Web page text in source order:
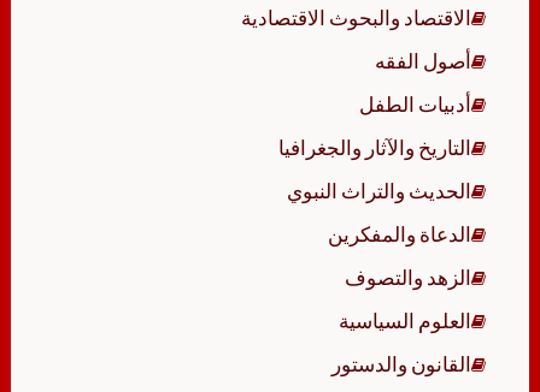
الاقتصاد والبحوث الاقتصادية
أصول الفقه
أدبيات الطفل
التاريخ والآثار والجغرافيا
الحديث والتراث النبوي
الدعاة والمفكرين
الزهد والتصوف
العلوم السياسية
القانون والدستور